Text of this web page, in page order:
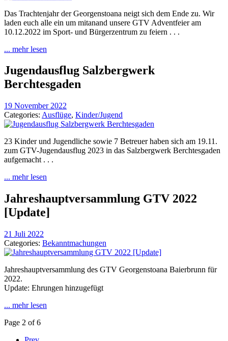
Das Trachtenjahr der Georgenstoana neigt sich dem Ende zu. Wir
laden euch alle ein um mitanand unsere GTV Adventfeier am
10.12.2022 im Sport- und Bürgerzentrum zu feiern . . .
... mehr lesen
Jugendausflug Salzbergwerk
Berchtesgaden
19 November 2022
Categories: Ausflüge, Kinder/Jugend
23 Kinder und Jugendliche sowie 7 Betreuer haben sich am 19.11.
zum GTV-Jugendausflug 2023 in das Salzbergwerk Berchtesgaden
aufgemacht . . .
... mehr lesen
Jahreshauptversammlung GTV 2022
[Update]
21 Juli 2022
Categories: Bekanntmachungen
Jahreshauptversammlung des GTV Georgenstoana Baierbrunn für
2022.
Update: Ehrungen hinzugefügt
... mehr lesen
Page 2 of 6